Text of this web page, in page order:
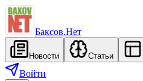
Баксов.Нет
Новости Статьи
Войти